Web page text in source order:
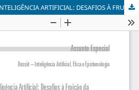
MICROTRABALHO E INTELIGÊNCIA ARTIFICIAL: DESAFIOS À FRUIÇÃO DA DIGNIDADE HUMANA EM MEIO À APRENDIZAGEM DE MÁQUINA